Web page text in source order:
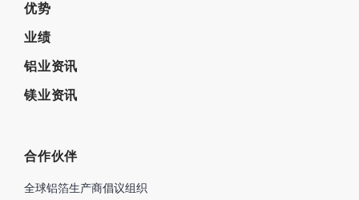
优势
业绩
铝业资讯
镁业资讯
合作伙伴
全球铝箔生产商倡议组织